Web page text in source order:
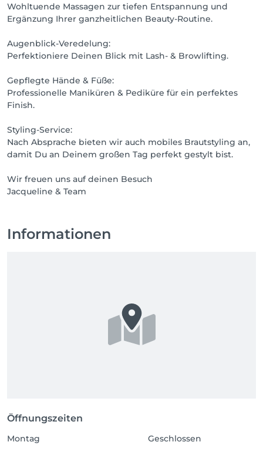
Wohltuende Massagen zur tiefen Entspannung und
Ergänzung Ihrer ganzheitlichen Beauty-Routine.
Augenblick-Veredelung:
Perfektioniere Deinen Blick mit Lash- & Browlifting.
Gepflegte Hände & Füße:
Professionelle Maniküren & Pediküre für ein perfektes
Finish.
Styling-Service:
Nach Absprache bieten wir auch mobiles Brautstyling an,
damit Du an Deinem großen Tag perfekt gestylt bist.
Wir freuen uns auf deinen Besuch
Jacqueline & Team
Informationen
Öffnungszeiten
Montag Geschlossen